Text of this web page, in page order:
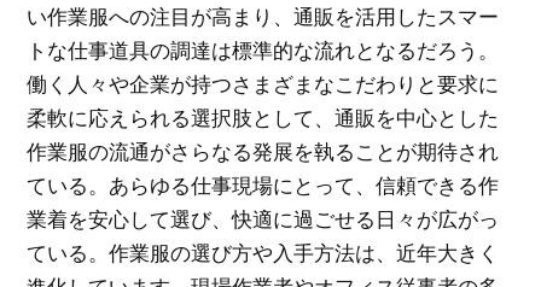
い作業服への注目が高まり、通販を活用したスマー
トな仕事道具の調達は標準的な流れとなるだろう。
働く人々や企業が持つさまざまなこだわりと要求に
柔軟に応えられる選択肢として、通販を中心とした
作業服の流通がさらなる発展を執ることが期待され
ている。あらゆる仕事現場にとって、信頼できる作
業着を安心して選び、快適に過ごせる日々が広がっ
ている。作業服の選び方や入手方法は、近年大きく